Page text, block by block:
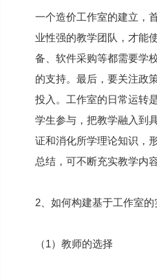
一个造价工作室的建立，
业性强的教学团队，才能
备、软件采购等都需要学
的支持。最后，要关注政
投入。工作室的日常运转
学生参与，把教学融入到
证和消化所学理论知识，
总结，可不断充实教学内
2、如何构建基于工作室
（1）教师的选择